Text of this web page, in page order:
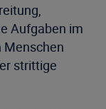
Aufgaben im
Menschen
strittige